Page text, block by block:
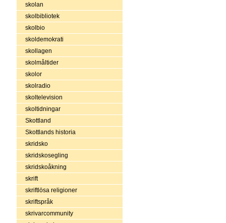
skolan
skolbibliotek
skolbio
skoldemokrati
skollagen
skolmåltider
skolor
skolradio
skoltelevision
skoltidningar
Skottland
Skottlands historia
skridsko
skridskosegling
skridskoåkning
skrift
skriftlösa religioner
skriftspråk
skrivarcommunity